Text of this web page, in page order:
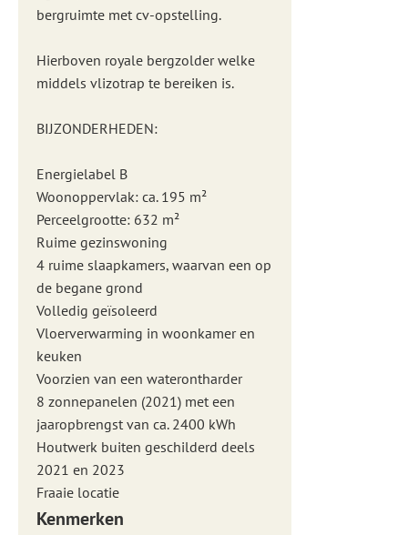
bergruimte met cv-opstelling.
Hierboven royale bergzolder welke
middels vlizotrap te bereiken is.
BIJZONDERHEDEN:
Energielabel B
Woonoppervlak: ca. 195 m²
Perceelgrootte: 632 m²
Ruime gezinswoning
4 ruime slaapkamers, waarvan een op
de begane grond
Volledig geïsoleerd
Vloerverwarming in woonkamer en
keuken
Voorzien van een waterontharder
8 zonnepanelen (2021) met een
jaaropbrengst van ca. 2400 kWh
Houtwerk buiten geschilderd deels
2021 en 2023
Fraaie locatie
Kenmerken